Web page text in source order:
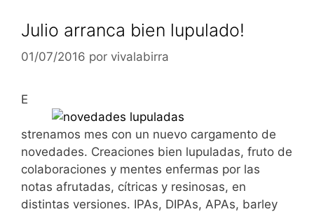
Julio arranca bien lupulado!
01/07/2016 por vivalabirra
E
strenamos mes con un nuevo cargamento de
novedades. Creaciones bien lupuladas, fruto de
colaboraciones y mentes enfermas por las
notas afrutadas, cítricas y resinosas, en
distintas versiones. IPAs, DIPAs, APAs, barley